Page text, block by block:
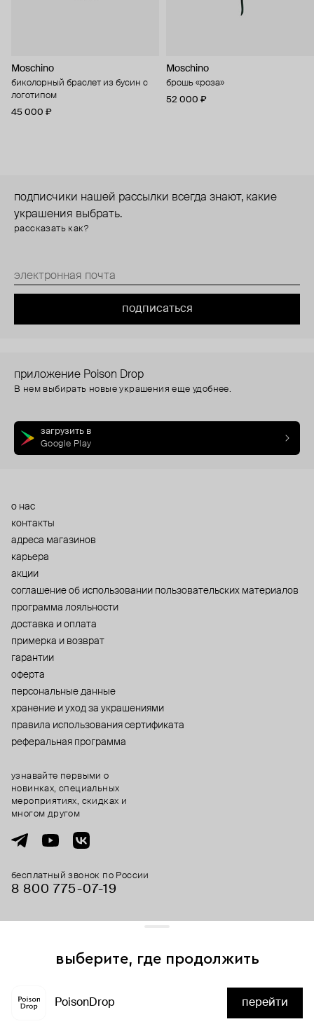
Moschino
биколорный браслет из бусин с
логотипом
45 000 ₽
Moschino
брошь «роза»
52 000 ₽
подписчики нашей рассылки всегда знают, какие
украшения выбрать.
рассказать как?
подписаться
приложение Poison Drop
В нем выбирать новые украшения еще удобнее.
загрузить в
Google Play
о нас
контакты
адреса магазинов
карьера
акции
cоглашение об использовании пользовательских материалов
программа лояльности
доставка и оплата
примерка и возврат
гарантии
оферта
персональные данные
хранение и уход за украшениями
правила использования сертификата
реферальная программа
бесплатный звонок по России
8 800 775⁠-07⁠-19
узнавайте первыми о
новинках, специальных
мероприятиях, скидках и
многом другом
выберите, где продолжить
PoisonDrop перейти
и сервисы аналитики. Продолжая его использование,
вы соглашаетесь с нашим